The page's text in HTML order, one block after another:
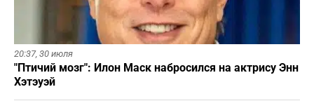
20:37, 30 июля
"Птичий мозг": Илон Маск набросился на актрису Энн
Хэтэуэй